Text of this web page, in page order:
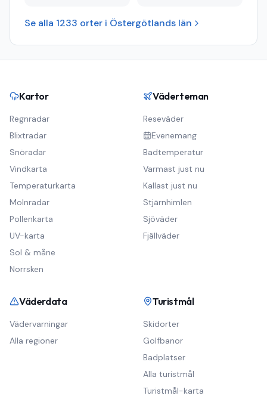
Se alla 1233 orter i Östergötlands län
Kartor
Regnradar
Blixtradar
Snöradar
Vindkarta
Temperaturkarta
Molnradar
Pollenkarta
UV-karta
Sol & måne
Norrsken
Väderteman
Reseväder
Evenemang
Badtemperatur
Varmast just nu
Kallast just nu
Stjärnhimlen
Sjöväder
Fjällväder
Väderdata
Vädervarningar
Alla regioner
Turistmål
Skidorter
Golfbanor
Badplatser
Alla turistmål
Turistmål-karta